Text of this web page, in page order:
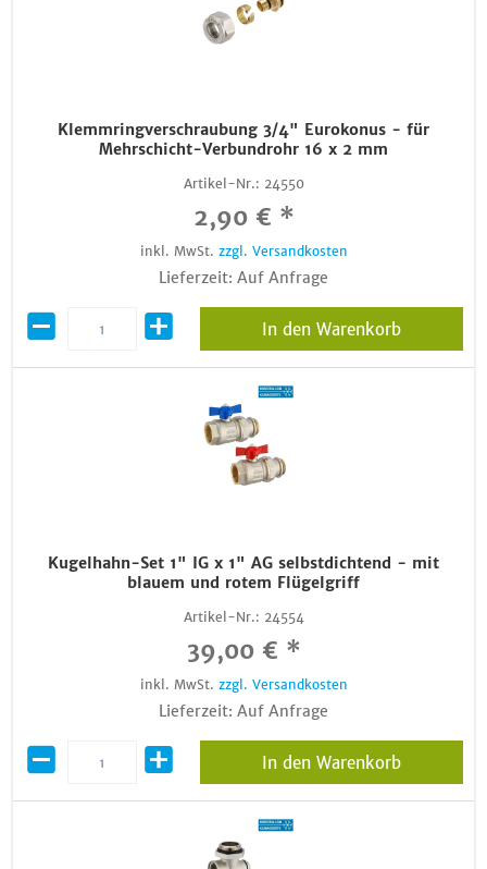
Klemmringverschraubung 3/4" Eurokonus - für
Mehrschicht-Verbundrohr 16 x 2 mm
Artikel-Nr.: 24550
2,90 € *
inkl. MwSt. zzgl. Versandkosten
Lieferzeit: Auf Anfrage
In den Warenkorb
Kugelhahn-Set 1" IG x 1" AG selbstdichtend - mit
blauem und rotem Flügelgriff
Artikel-Nr.: 24554
39,00 € *
inkl. MwSt. zzgl. Versandkosten
Lieferzeit: Auf Anfrage
In den Warenkorb